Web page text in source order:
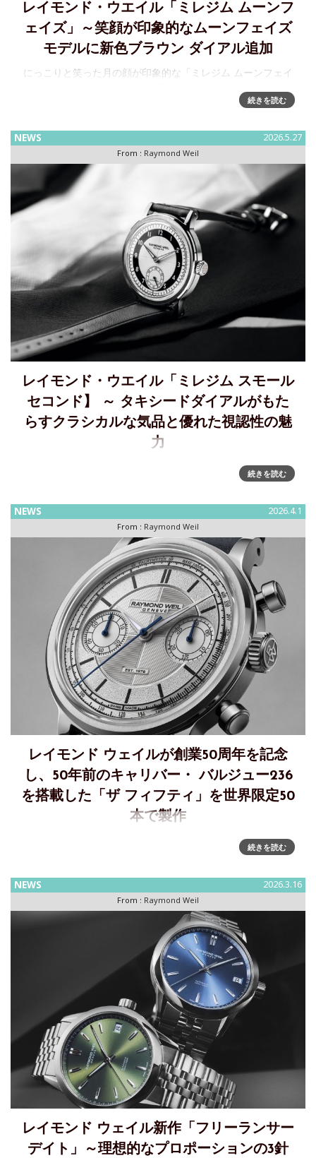
レイモンド・ウエイル「ミレジム ムーンフ
ェイズ」～笑顔が印象的なムーンフェイズ
モデルに新色ブラウン ダイアル追加
にっこりと笑った月の顔が印象的な「ミレジム ムーンフェイ
に、詩的なムーンフェイズ表示を組み合わせた本作は、クラ
≫ブラウン
続きを読む
NEWS 2026.5.27
From : Raymond Weil
レイモンド・ウエイル「ミレジム スモール
セコンド】 ～ タキシードダイアルがもた
らすクラシカルな気品と優れた視認性の魅
力
「ミレジム スモールセコンド」～ クラシカルな気品と優れた
視認性が魅力的な、タキシードダイアルが登場ツートーンの
イアルを組み合わせ、ミレジム スモールセコンドとして初め
てアラ
続きを読む
NEWS 2026.4.1
From : Raymond Weil
レイモンド ウェイルが創業50周年を記念
し、50年前のキャリバー・ バルジュー236
を搭載した「ザ フィフティ」を世界限定50
本で製作
レイモンド ウェイルが創業50周年を記念するザ フィフティを
発表～1976年製の歴史的キャリバー・ バルジュー236を搭載
続きを読む
NEWS 2026.3.16
From : Raymond Weil
レイモンド ウェイル新作「フリーランサー
デイト」～理想的なプロポーションの3針